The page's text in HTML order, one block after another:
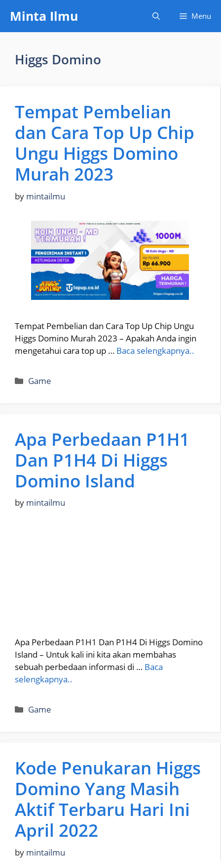
content
Minta Ilmu Menu
Higgs Domino
Tempat Pembelian
dan Cara Top Up Chip
Ungu Higgs Domino
Murah 2023
by mintailmu
Tempat Pembelian dan Cara Top Up Chip Ungu
Higgs Domino Murah 2023 – Apakah Anda ingin
mengetahui cara top up … Baca selengkapnya..
Categories
Game
Apa Perbedaan P1H1
Dan P1H4 Di Higgs
Domino Island
by mintailmu
Apa Perbedaan P1H1 Dan P1H4 Di Higgs Domino
Island – Untuk kali ini kita akan membahas
sebuah perbedaan informasi di … Baca
selengkapnya..
Categories
Game
Kode Penukaran Higgs
Domino Yang Masih
Aktif Terbaru Hari Ini
April 2022
by mintailmu